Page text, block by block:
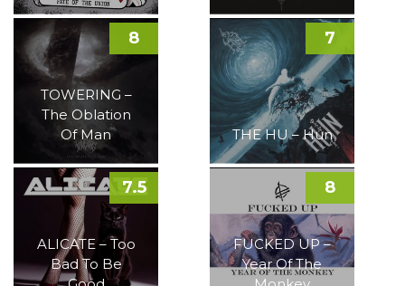
TOWERING –
The Oblation
Of Man
8
THE HU – Hun
7
ALICATE – Too
Bad To Be
7.5
FUCKED UP –
Year Of The
8